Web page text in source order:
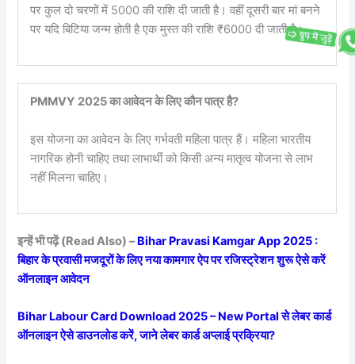
पर कुल दो चरणों में 5000 की राशि दी जाती है। वहीं दूसरी बार मां बनने
पर यदि बिटिया जन्म होती है एक मुस्त की राशि ₹6000 दी जाती है।
PMMVY 2025 का आवेदन के लिए कौन पात्र है?
इस योजना का आवेदन के लिए गर्भवती महिला पात्र हैं। महिला भारतीय
नागरिक होनी चाहिए तथा लाभार्थी को किसी अन्य मातृत्व योजना से लाभ
नहीं मिलना चाहिए।
इन्हें भी पढ़ें (Read Also) –Bihar Pravasi Kamgar App 2025 :
बिहार के प्रवासी मजदूरों के लिए नया कामगार ऐप पर रजिस्ट्रेशन शुरू ऐसे करें
ऑनलाइन आवेदन
Bihar Labour Card Download 2025 – New Portal से लेबर कार्ड
ऑनलाइन ऐसे डाउनलोड करें, जाने लेबर कार्ड अप्लाई प्रक्रिया?